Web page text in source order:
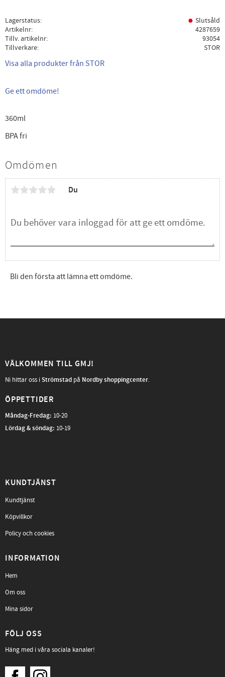
Lagerstatus
Slutsåld
Artikelnr
4287659
Tillv. artikelnr
93054
Tillverkare
STOR
Visa alla produkter från STOR
Ge ett omdöme!
360ml
BPA fri
Omdömen
Du
Bli den första att lämna ett omdöme.
VÄLKOMMEN TILL GMJ!
Ni hittar oss iStrömstad på Nordby shoppingcenter.
ÖPPETTIDER
Måndag-Fredag: 10-20
Lördag & söndag: 10-19
KUNDTJÄNST
Kundtjänst
Köpvillkor
Policy och cookies
INFORMATION
Hem
Om oss
Mina sidor
FÖLJ OSS
Häng med i våra sociala kanaler!